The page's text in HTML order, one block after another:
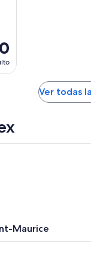
Ver todas
Maurice